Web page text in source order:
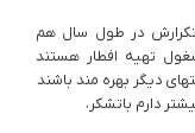
تکرارش در طول سال هم
تهیه افطار هستند
دیگر بهره مند باشند
دارم باتشکر،